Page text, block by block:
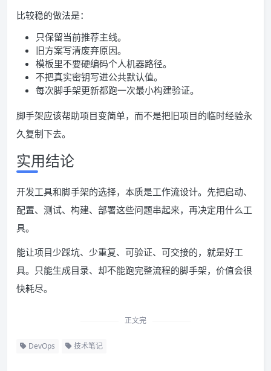
比较稳的做法是：
只保留当前推荐主线。
旧方案写清废弃原因。
模板里不要硬编码个人机器路径。
不把真实密钥写进公共默认值。
每次脚手架更新都跑一次最小构建验证。
脚手架应该帮助项目变简单，而不是把旧项目的临时经验永
久复制下去。
实用结论
开发工具和脚手架的选择，本质是工作流设计。先把启动、
配置、测试、构建、部署这些问题串起来，再决定用什么工
具。
能让项目少踩坑、少重复、可验证、可交接的，就是好工
具。只能生成目录、却不能跑完整流程的脚手架，价值会很
快耗尽。
正文完
DevOps 技术笔记